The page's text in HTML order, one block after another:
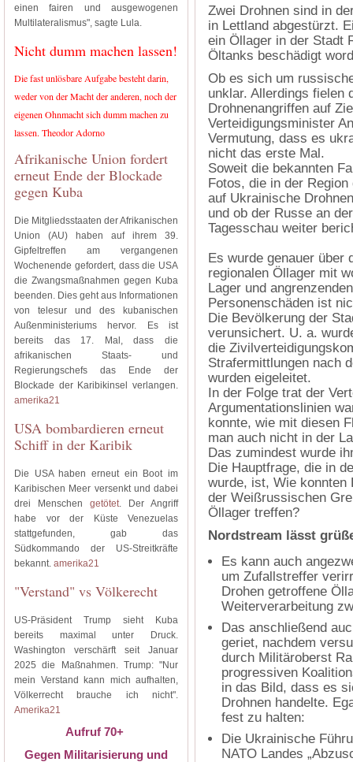
einen fairen und ausgewogenen
Multilateralismus", sagte Lula.
Nicht dumm machen lassen!
Die fast unlösbare Aufgabe besteht darin,
weder von der Macht der anderen, noch der
eigenen Ohnmacht sich dumm machen zu
lassen. Theodor Adorno
Afrikanische Union fordert
erneut Ende der Blockade
gegen Kuba
Die Mitgliedsstaaten der Afrikanischen
Union (AU) haben auf ihrem 39.
Gipfeltreffen am vergangenen
Wochenende gefordert, dass die USA
die Zwangsmaßnahmen gegen Kuba
beenden. Dies geht aus Informationen
von telesur und des kubanischen
Außenministeriums hervor. Es ist
bereits das 17. Mal, dass die
afrikanischen Staats- und
Regierungschefs das Ende der
Blockade der Karibikinsel verlangen.
amerika21
USA bombardieren erneut
Schiff in der Karibik
Die USA haben erneut ein Boot im
Karibischen Meer versenkt und dabei
drei Menschen getötet. Der Angriff
habe vor der Küste Venezuelas
stattgefunden, gab das
Südkommando der US-Streitkräfte
bekannt. amerika21
"Verstand" vs Völkerecht
US-Präsident Trump sieht Kuba
bereits maximal unter Druck.
Washington verschärft seit Januar
2025 die Maßnahmen. Trump: "Nur
mein Verstand kann mich aufhalten,
Völkerrecht brauche ich nicht".
Amerika21
Aufruf 70+
Gegen Militarisierung und
Zwei Drohnen sind in
in Lettland abgestürzt.
ein Öllager in der Stadt
Öltanks beschädigt
Ob es sich um
unklar. Allerdings fielen
Drohnenangriffen auf
Verteidigungsminister
Vermutung, dass es
nicht das erste Mal.
Soweit die bekannten
Fotos, die in der
auf Ukrainische
und ob der Russe an
Tagesschau weiter
Es wurde genauer über
regionalen Öllager mit
Lager und
Personenschäden ist
Die Bevölkerung der
verunsichert. U. a.
die
Strafermittlungen nach
wurden eigeleitet.
In der Folge trat der
Argumentationslinien
konnte, wie mit diesen
man auch nicht in der
Das zumindest wurde
Die Hauptfrage, die in
wurde, ist, Wie konnten
der Weißrussischen
Öllager treffen?
Nordstream lässt
Es kann auch
um Zufallstreffer
Drohen getroffene
Weiterverarbeitung
Das anschließend
geriet, nachdem
durch Militäroberst
progressiven
in das Bild, dass es
Drohnen handelte.
fest zu halten:
Die Ukrainische
NATO Landes